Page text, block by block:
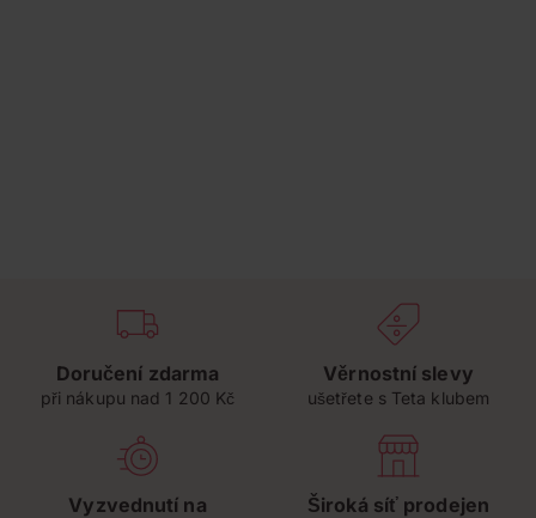
Doručení zdarma
při nákupu nad 1 200 Kč
Věrnostní slevy
ušetřete s Teta klubem
Vyzvednutí na
Široká síť prodejen